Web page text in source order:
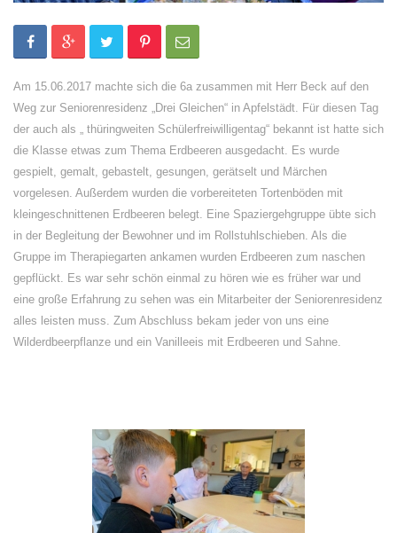
Am 15.06.2017 machte sich die 6a zusammen mit Herr Beck auf den
Weg zur Seniorenresidenz „Drei Gleichen“ in Apfelstädt. Für diesen Tag
der auch als „ thüringweiten Schülerfreiwilligentag“ bekannt ist hatte sich
die Klasse etwas zum Thema Erdbeeren ausgedacht. Es wurde
gespielt, gemalt, gebastelt, gesungen, gerätselt und Märchen
vorgelesen. Außerdem wurden die vorbereiteten Tortenböden mit
kleingeschnittenen Erdbeeren belegt. Eine Spaziergehgruppe übte sich
in der Begleitung der Bewohner und im Rollstuhlschieben. Als die
Gruppe im Therapiegarten ankamen wurden Erdbeeren zum naschen
gepflückt. Es war sehr schön einmal zu hören wie es früher war und
eine große Erfahrung zu sehen was ein Mitarbeiter der Seniorenresidenz
alles leisten muss. Zum Abschluss bekam jeder von uns eine
Wilderdbeerpflanze und ein Vanilleeis mit Erdbeeren und Sahne.